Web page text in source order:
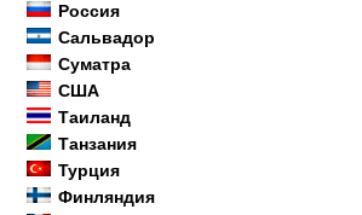
Россия
Сальвадор
Суматра
США
Таиланд
Танзания
Турция
Финляндия